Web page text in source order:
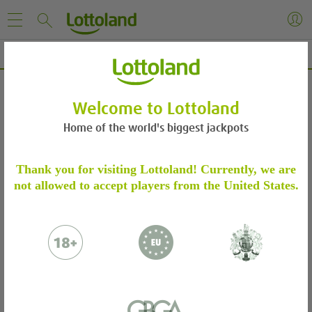
Welcome to Lottoland
Home of the world's biggest jackpots
Thank you for visiting Lottoland! Currently, we are
not allowed to accept players from the United States.
LOTTO 6AUS49 RESULTADOS Y NÚMEROS GANADORES
Lotto 6aus49 Resultados del sábado 08 ago. 2026
I
IDENTITÄTSPRÜFUNG
Bitte bestätige dein Spielerkonto durch die
Bitte sende uns folgendes per E-Mail:
Einen Adressnachweis in Form einer